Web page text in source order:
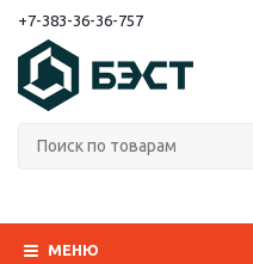
+7-383-36-36-757
МЕНЮ